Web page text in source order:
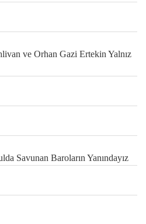
ve Orhan Gazi Ertekin Yalnız
Savunan Baroların Yanındayız